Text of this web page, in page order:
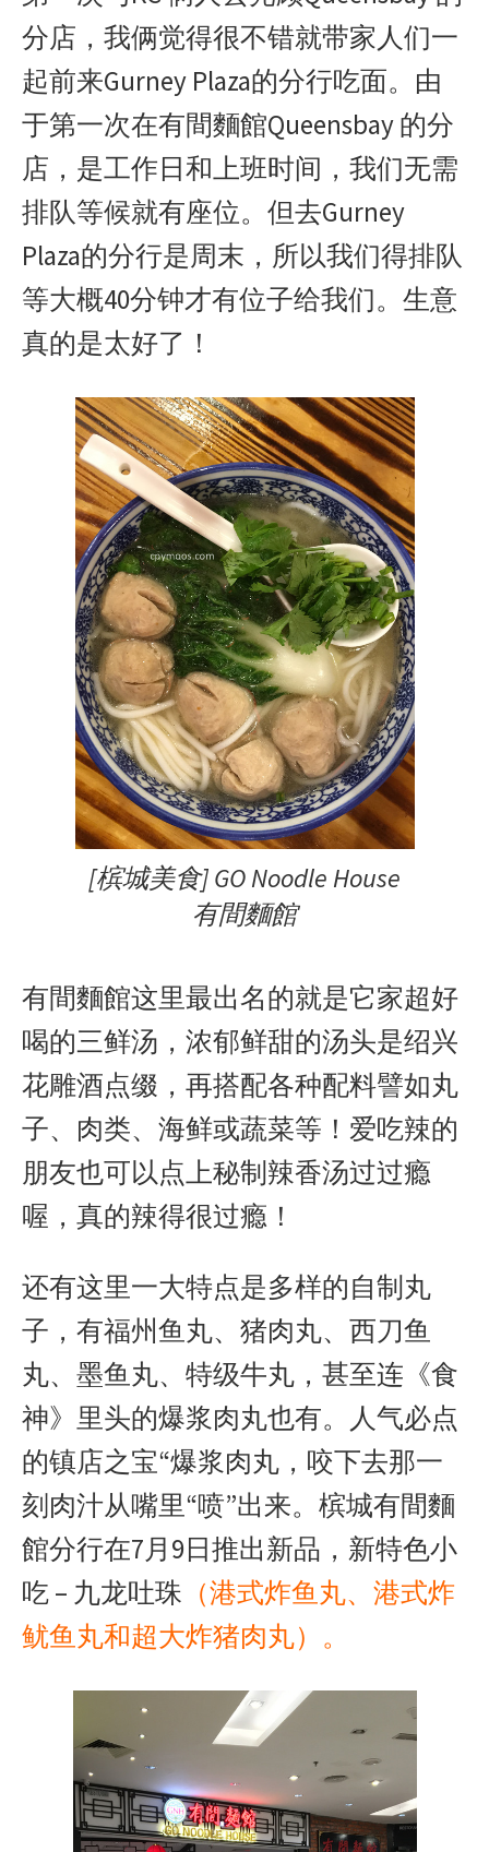
r
o
分店，我俩觉得很不错就带家人们一
起前来Gurney Plaza的分行吃面。由
于第一次在有間麵館Queensbay 的分
店，是工作日和上班时间，我们无需
排队等候就有座位。但去Gurney
Plaza的分行是周末，所以我们得排队
等大概40分钟才有位子给我们。生意
真的是太好了！
[槟城美食] GO Noodle House
有間麵館
有間麵館这里最出名的就是它家超好
喝的三鲜汤，浓郁鲜甜的汤头是绍兴
花雕酒点缀，再搭配各种配料譬如丸
子、肉类、海鲜或蔬菜等！爱吃辣的
朋友也可以点上秘制辣香汤过过瘾
喔，真的辣得很过瘾！
还有这里一大特点是多样的自制丸
子，有福州鱼丸、猪肉丸、西刀鱼
丸、墨鱼丸、特级牛丸，甚至连《食
神》里头的爆浆肉丸也有。人气必点
的镇店之宝“爆浆肉丸，咬下去那一
刻肉汁从嘴里“喷”出来。槟城有間麵
館分行在7月9日推出新品，新特色小
吃 – 九龙吐珠 （港式炸鱼丸、港式炸
鱿鱼丸和超大炸猪肉丸）。